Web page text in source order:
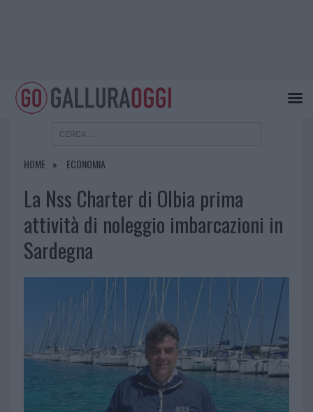
HOME ECONOMIA
La Nss Charter di Olbia prima
attività di noleggio imbarcazioni in
Sardegna